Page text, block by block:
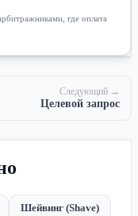
где оплата
Следующий →
Целевой запрос
Шейвинг (Shave)